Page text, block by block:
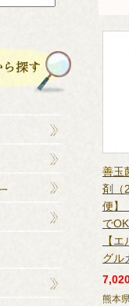
善玉
剤（
便】
で
【
グル
熊本